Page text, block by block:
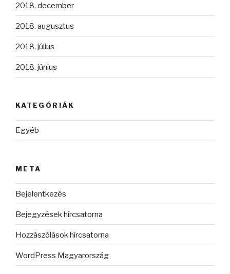
2018. december
2018. augusztus
2018. július
2018. június
KATEGÓRIÁK
Egyéb
META
Bejelentkezés
Bejegyzések hírcsatorna
Hozzászólások hírcsatorna
WordPress Magyarország